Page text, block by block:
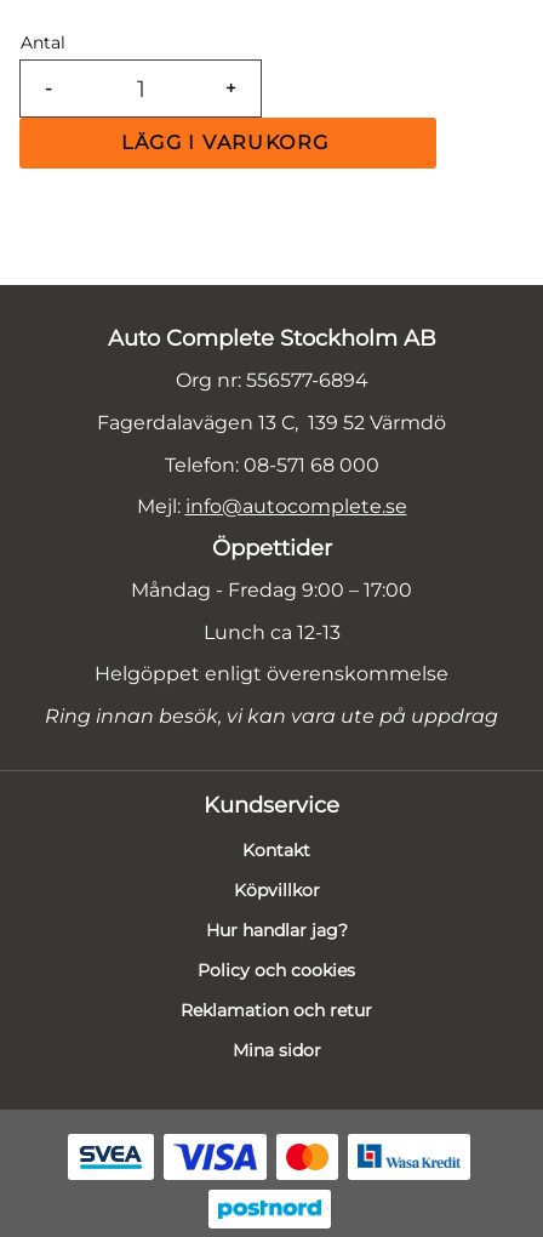
Antal
+
-
Auto Complete Stockholm AB
Org nr: 556577-6894
Fagerdalavägen 13 C, 139 52 Värmdö
Telefon: 08-571 68 000
Mejl: info@autocomplete.se
Öppettider
Måndag - Fredag 9:00 – 17:00
Lunch ca 12-13
Helgöppet enligt överenskommelse
Ring innan besök, vi kan vara ute på uppdrag
Kundservice
Kontakt
Köpvillkor
Hur handlar jag?
Policy och cookies
Reklamation och retur
Mina sidor